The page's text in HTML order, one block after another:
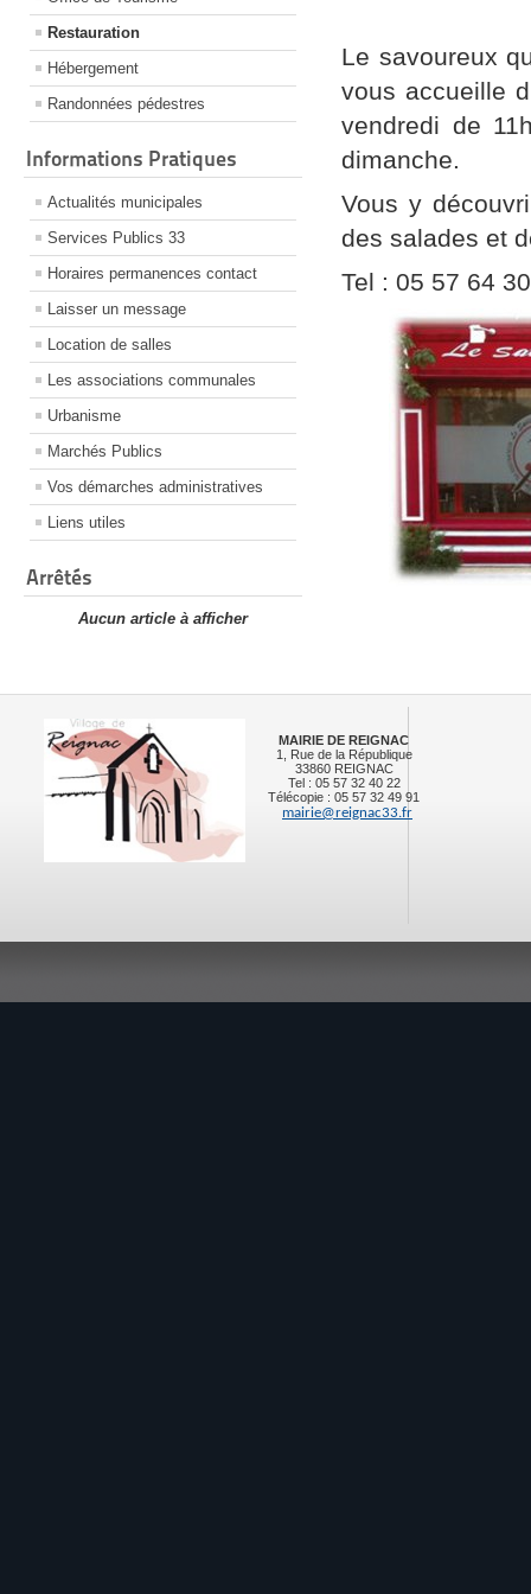
Restauration
Hébergement
Randonnées pédestres
Informations Pratiques
Actualités municipales
Services Publics 33
Horaires permanences contact
Laisser un message
Location de salles
Les associations communales
Urbanisme
Marchés Publics
Vos démarches administratives
Liens utiles
Arrêtés
Aucun article à afficher
Le savoureux
vous accueille
vendredi de
dimanche.
Vous y
des salades et
Tel : 05 57 64
MAIRIE DE REIGNAC
1, Rue de la République
33860 REIGNAC
Tel : 05 57 32 40 22
Télécopie : 05 57 32 49 91
mairie@reignac33.fr